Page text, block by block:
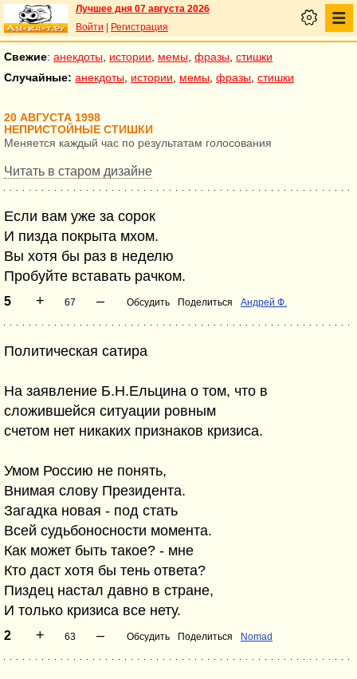
Лучшее дня 07 августа 2026
Войти
Регистрация
Свежие: анекдоты истории мемы фразы стишки
Случайные: анекдоты истории мемы фразы стишки
20 АВГУСТА 1998
НЕПРИСТОЙНЫЕ СТИШКИ
Меняется каждый час по результатам голосования
Читать в старом дизайне
Если вам уже за сорок
И пизда покрыта мхом.
Вы хотя бы раз в неделю
Пробуйте вставать рачком.
5 + 67 – Обсудить Поделиться Андрей Ф.
Политическая сатира
На заявление Б.Н.Ельцина о том, что в
сложившейся ситуации ровным
счетом нет никаких признаков кризиса.
Умом Россию не понять,
Внимая слову Президента.
Загадка новая - под стать
Всей судьбоносности момента.
Как может быть такое? - мне
Кто даст хотя бы тень ответа?
Пиздец настал давно в стране,
И только кризиса все нету.
2 + 63 – Обсудить Поделиться Nomad